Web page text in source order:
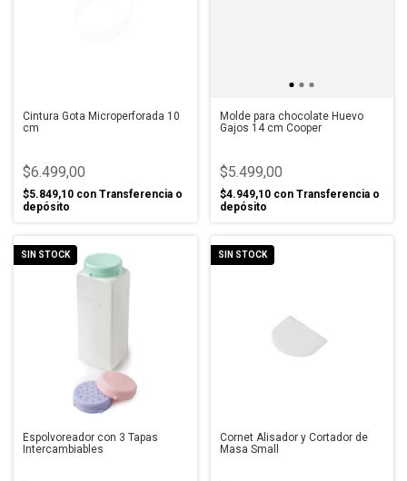
Cintura Gota Microperforada 10
cm
$6.499,00
$5.849,10 con Transferencia o
depósito
Molde para chocolate Huevo
Gajos 14 cm Cooper
$5.499,00
$4.949,10 con Transferencia o
depósito
SIN STOCK
Espolvoreador con 3 Tapas
Intercambiables
SIN STOCK
Cornet Alisador y Cortador de
Masa Small